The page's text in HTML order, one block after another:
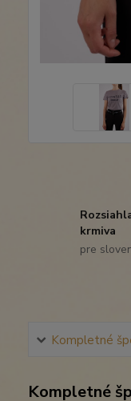
krmiva
pre
Kompletné
Kompletné